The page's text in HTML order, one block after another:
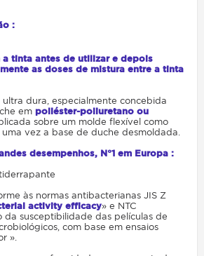
:
a tinta antes de utilizar e depois
as doses de mistura entre a tinta
dura, especialmente concebida
em poliéster-poliuretano ou
sobre um molde flexível como
vez a base de duche desmoldada.
desempenhos, N°1 em Europa :
às normas antibacterianas JIS Z
activity efficacy» e NTC
da susceptibilidade das películas de
com base em ensaios
».